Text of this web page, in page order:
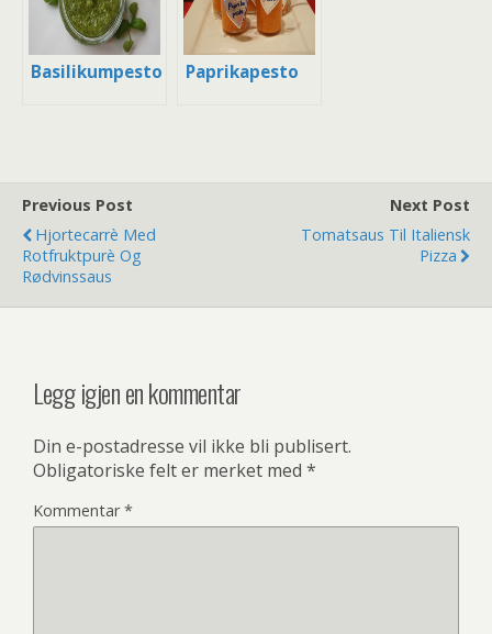
Basilikumpesto Paprikapesto
Previous Post
Hjortecarrè Med
Rotfruktpurè Og
Rødvinssaus
Next Post
Tomatsaus Til Italiensk
Pizza
Legg igjen en kommentar
Din e-postadresse vil ikke bli publisert.
Obligatoriske felt er merket med *
Kommentar*